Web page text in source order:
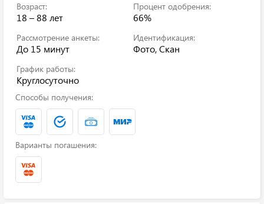
Возраст:
18 – 88 лет
Процент одобрения:
66%
Рассмотрение анкеты:
До 15 минут
Идентификация:
Фото, Скан
График работы:
Круглосуточно
Способы получения:
Варианты погашения: